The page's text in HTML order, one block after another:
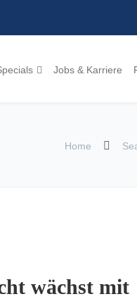
Jobs & Karriere
Home
wächst mit